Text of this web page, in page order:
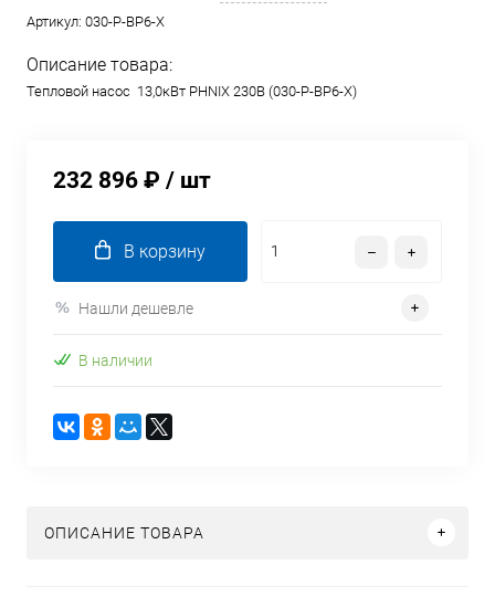
Артикул: 030-P-BP6-X
Описание товара:
Тепловой насос 13,0кВт PHNIX 230В (030-P-BP6-X)
232 896 ₽ / шт
В корзину
Нашли дешевле
В наличии
ОПИСАНИЕ ТОВАРА